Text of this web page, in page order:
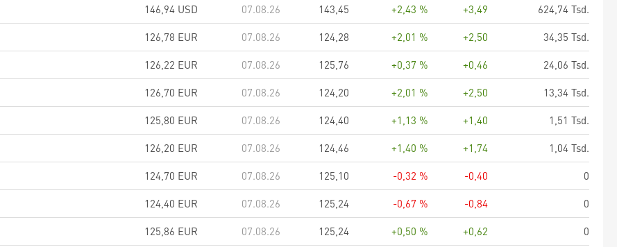
146,94 USD 07.08.26 143,45 +2,43 % +3,49
624,74 Tsd.
126,78 EUR 07.08.26 124,28 +2,01 % +2,50
34,35 Tsd.
126,22 EUR 07.08.26 125,76 +0,37 % +0,46
24,06 Tsd.
126,70 EUR 07.08.26 124,20 +2,01 % +2,50
13,34 Tsd.
125,80 EUR 07.08.26 124,40 +1,13 % +1,40
1,51 Tsd.
126,20 EUR 07.08.26 124,46 +1,40 % +1,74
1,04 Tsd.
124,70 EUR 07.08.26 125,10 -0,32 % -0,40
0
124,40 EUR 07.08.26 125,24 -0,67 % -0,84
0
125,86 EUR 07.08.26 125,24 +0,50 % +0,62
0